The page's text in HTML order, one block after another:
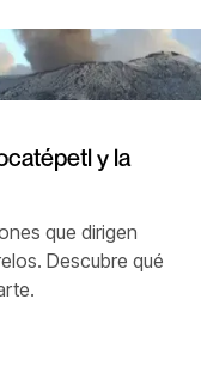
y la
que dirigen
Descubre qué